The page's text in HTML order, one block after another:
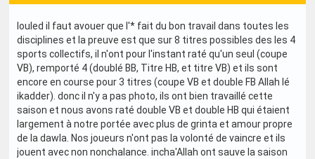
louled il faut avouer que l'* fait du bon travail dans toutes les
disciplines et la preuve est que sur 8 titres possibles des les 4
sports collectifs, il n'ont pour l'instant raté qu'un seul (coupe
VB), remporté 4 (doublé BB, Titre HB, et titre VB) et ils sont
encore en course pour 3 titres (coupe VB et double FB Allah lé
ikadder). donc il n'y a pas photo, ils ont bien travaillé cette
saison et nous avons raté double VB et double HB qui étaient
largement à notre portée avec plus de grinta et amour propre
de la dawla. Nos joueurs n'ont pas la volonté de vaincre et ils
jouent avec non nonchalance. incha'Allah ont sauve la saison